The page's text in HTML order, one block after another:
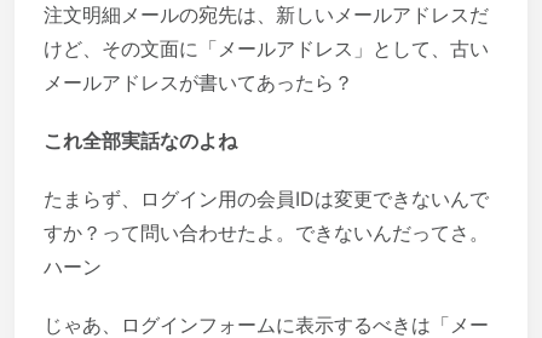
注文明細メールの宛先は、新しいメールアドレスだ
けど、その文面に「メールアドレス」として、古い
メールアドレスが書いてあったら？
これ全部実話なのよね
たまらず、ログイン用の会員IDは変更できないんで
すか？って問い合わせたよ。できないんだってさ。
ハーン
じゃあ、ログインフォームに表示するべきは「メー